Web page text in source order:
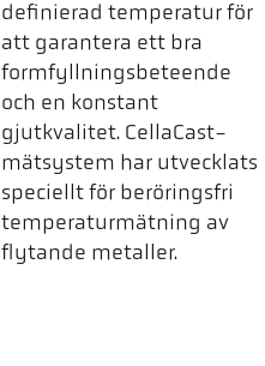
definierad temperatur för
att garantera ett bra
formfyllningsbeteende
och en konstant
gjutkvalitet. CellaCast-
mätsystem har utvecklats
speciellt för beröringsfri
temperaturmätning av
flytande metaller.